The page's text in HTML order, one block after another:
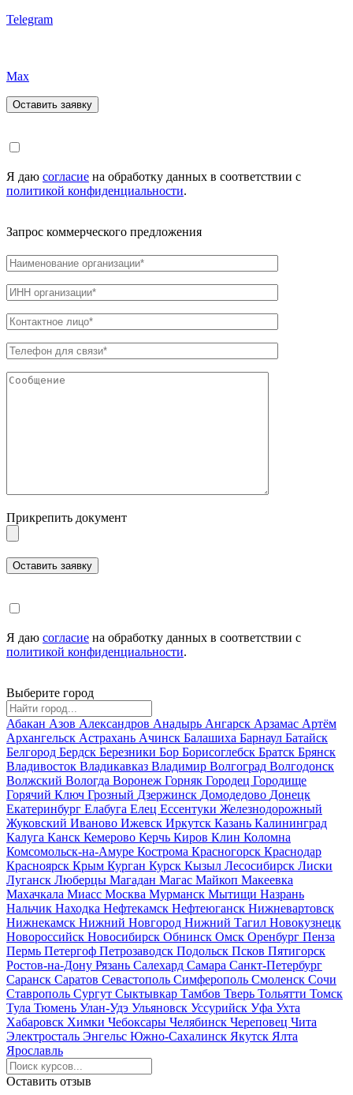
Telegram
Max
Я даю согласие на обработку данных в соответствии с
политикой конфиденциальности.
Запрос коммерческого предложения
Прикрепить документ
Я даю согласие на обработку данных в соответствии с
политикой конфиденциальности.
Выберите город
Абакан Азов Александров Анадырь Ангарск Арзамас Артём
Архангельск Астрахань Ачинск Балашиха Барнаул Батайск
Белгород Бердск Березники Бор Борисоглебск Братск Брянск
Владивосток Владикавказ Владимир Волгоград Волгодонск
Волжский Вологда Воронеж Горняк Городец Городище
Горячий Ключ Грозный Дзержинск Домодедово Донецк
Екатеринбург Елабуга Елец Ессентуки Железнодорожный
Жуковский Иваново Ижевск Иркутск Казань Калининград
Калуга Канск Кемерово Керчь Киров Клин Коломна
Комсомольск-на-Амуре Кострома Красногорск Краснодар
Красноярск Крым Курган Курск Кызыл Лесосибирск Лиски
Луганск Люберцы Магадан Магас Майкоп Макеевка
Махачкала Миасс Москва Мурманск Мытищи Назрань
Нальчик Находка Нефтекамск Нефтеюганск Нижневартовск
Нижнекамск Нижний Новгород Нижний Тагил Новокузнецк
Новороссийск Новосибирск Обнинск Омск Оренбург Пенза
Пермь Петергоф Петрозаводск Подольск Псков Пятигорск
Ростов-на-Дону Рязань Салехард Самара Санкт-Петербург
Саранск Саратов Севастополь Симферополь Смоленск Сочи
Ставрополь Сургут Сыктывкар Тамбов Тверь Тольятти Томск
Тула Тюмень Улан-Удэ Ульяновск Уссурийск Уфа Ухта
Хабаровск Химки Чебоксары Челябинск Череповец Чита
Электросталь Энгельс Южно-Сахалинск Якутск Ялта
Ярославль
Оставить отзыв